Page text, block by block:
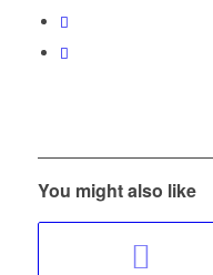
You might also like